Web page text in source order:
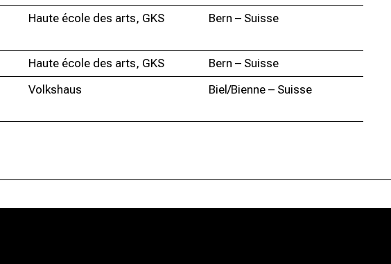
Haute école des arts, GKS Bern – Suisse
Haute école des arts, GKS
Bern – Suisse
Volkshaus Biel/Bienne – Suisse